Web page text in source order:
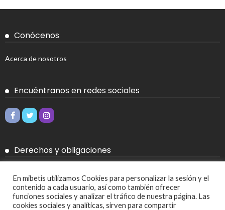
Conócenos
Acerca de nosotros
Encuéntranos en redes sociales
Derechos y obligaciones
Política de Cookies
En mibetis utilizamos Cookies para personalizar la sesión y el
contenido a cada usuario, así como también ofrecer
funciones sociales y analizar el tráfico de nuestra página. Las
cookies sociales y analíticas, sirven para compartir